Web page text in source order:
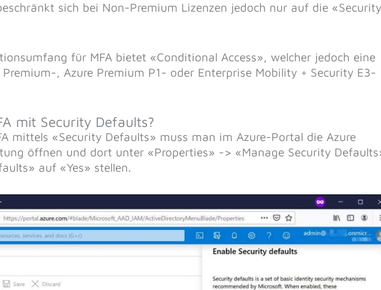
sich bei Non-Premium Lizenzen jedoch nur auf die «Security
für MFA bietet «Conditional Access», welcher jedoch eine
, Azure Premium P1- oder Enterprise Mobility + Security E3-
mit Security Defaults?
mittels «Security Defaults» muss man im Azure-Portal die Azure
öffnen und dort unter «Properties» -> «Manage Security
auf «Yes» stellen.